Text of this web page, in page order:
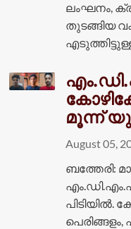
ലംഘനം,
തുടങ്ങിയ
മൂന്ന്
August 05,
ബത്തേരി:
പിടിയിൽ.
പെരിങ്ങളം,